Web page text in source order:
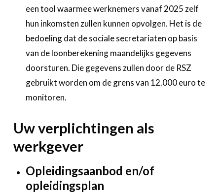
een tool waarmee werknemers vanaf 2025 zelf
hun inkomsten zullen kunnen opvolgen. Het is de
bedoeling dat de sociale secretariaten op basis
van de loonberekening maandelijks gegevens
doorsturen. Die gegevens zullen door de RSZ
gebruikt worden om de grens van 12.000 euro te
monitoren.
Uw verplichtingen als
werkgever
Opleidingsaanbod en/of
opleidingsplan